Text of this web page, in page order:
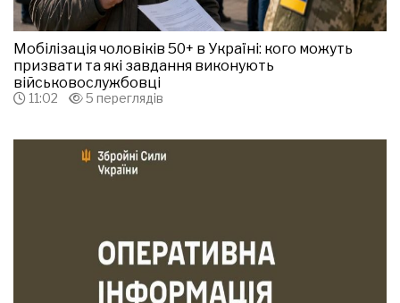
Мобілізація чоловіків 50+ в Україні: кого можуть
призвати та які завдання виконують
військовослужбовці
11:02 5 переглядів